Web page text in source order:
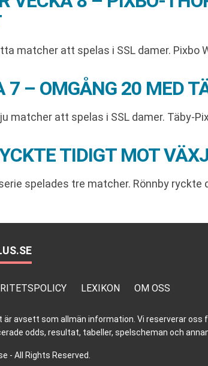
matcher att spelas i SSL damer. Pixbo
7 – OMGÅNG 20 MED
matcher att spelas i SSL damer. Täby-
TIDIGT MOT
spelades tre matcher. Rönnby ryckte
LEXIKON OM OSS
är avsett som allmän information. Vi reserverar
odds, resultat, tabeller, spelscheman och
- All Rights Reserved.